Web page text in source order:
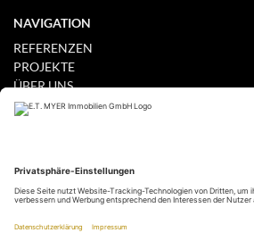
NAVIGATION
REFERENZEN
PROJEKTE
ÜBER UNS
PRESSE
GEWERBE MIETEN / KAUFEN
WOHNEN MIETEN / KAUFEN
IHR ANGEBOT GEWERBE